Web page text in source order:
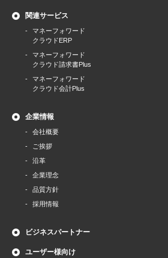
関連サービス
マネーフォワード
クラウドERP
マネーフォワード
クラウド請求書Plus
マネーフォワード
クラウド会計Plus
企業情報
会社概要
ご挨拶
沿革
企業理念
品質方針
採用情報
ビジネスパートナー
ユーザー様向け